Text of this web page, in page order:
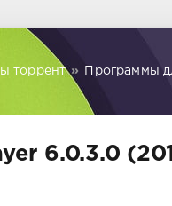
торрент » Программы
6.0.3.0